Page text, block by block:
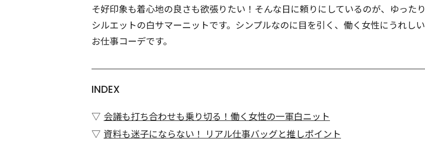
そ好印象も着心地の良さも欲張りたい！そんな日に頼りにしているのが、ゆったり
シルエットの白サマーニットです。シンプルなのに目を引く、働く女性にうれしい
お仕事コーデです。
INDEX
会議も打ち合わせも乗り切る！働く女性の一軍白ニット
資料も迷子にならない！ リアル仕事バッグと推しポイント